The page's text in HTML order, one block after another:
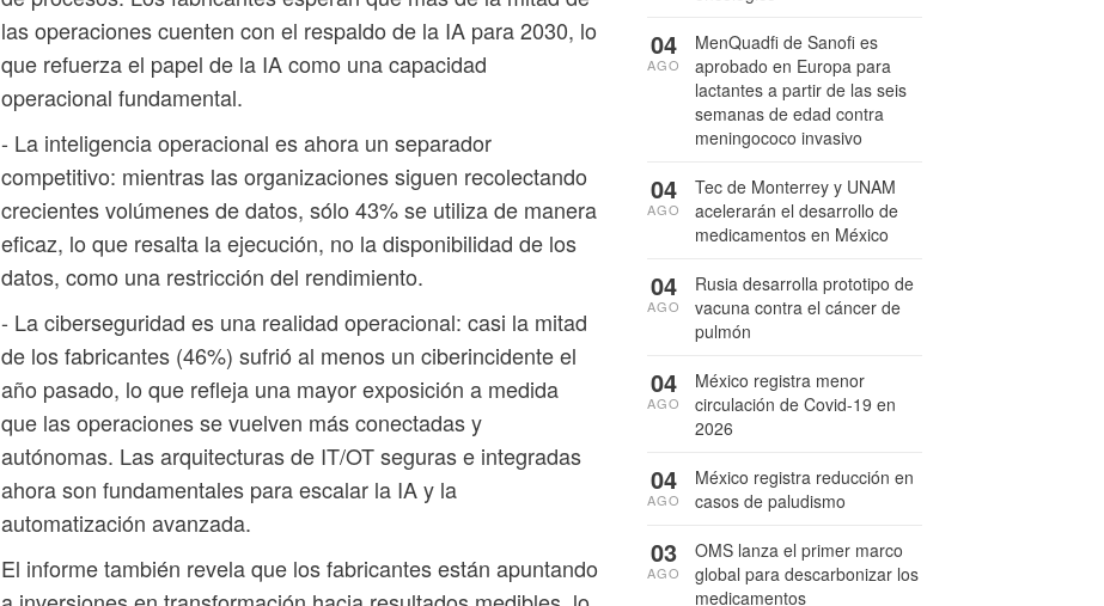
las operaciones cuenten con el respaldo de la IA para 2030, lo
que refuerza el papel de la IA como una capacidad
operacional fundamental.
- La inteligencia operacional es ahora un separador
competitivo: mientras las organizaciones siguen recolectando
crecientes volúmenes de datos, sólo 43% se utiliza de manera
eficaz, lo que resalta la ejecución, no la disponibilidad de los
datos, como una restricción del rendimiento.
- La ciberseguridad es una realidad operacional: casi la mitad
de los fabricantes (46%) sufrió al menos un ciberincidente el
año pasado, lo que refleja una mayor exposición a medida
que las operaciones se vuelven más conectadas y
autónomas. Las arquitecturas de IT/OT seguras e integradas
ahora son fundamentales para escalar la IA y la
automatización avanzada.
El informe también revela que los fabricantes están apuntando
MenQuadfi de Sanofi es
aprobado en Europa para
lactantes a partir de las seis
semanas de edad contra
meningococo invasivo
04
AGO
Tec de Monterrey y UNAM
acelerarán el desarrollo de
medicamentos en México
04
AGO
Rusia desarrolla prototipo de
vacuna contra el cáncer de
pulmón
04
AGO
México registra menor
circulación de Covid-19 en
2026
04
AGO
México registra reducción en
casos de paludismo
04
AGO
OMS lanza el primer marco
global para descarbonizar los
medicamentos
03
AGO